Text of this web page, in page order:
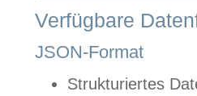
Verfügbare
JSON-Format
Strukturiertes